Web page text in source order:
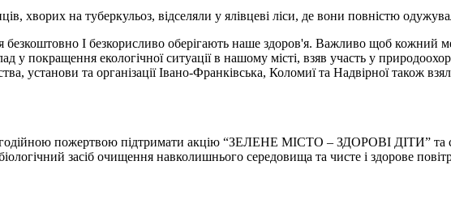
хворих на туберкульоз, відселяли у ялівцеві ліси, де вони повністю
безкоштовно І безкорисливо оберігають наше здоров'я. Важливо щоб кожний
у покращення екологічної ситуації в нашому місті, взяв участь у
установи та організації Івано-Франківська, Коломиї та Надвірної також
пожертвою підтримати акцію “ЗЕЛЕНЕ МІСТО – ЗДОРОВІ ДІТИ” та
засіб очищення навколишнього середовища та чисте і здорове